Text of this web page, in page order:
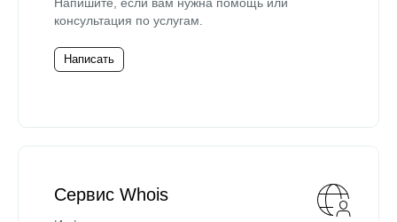
консультация по услугам.
Написать
Сервис Whois